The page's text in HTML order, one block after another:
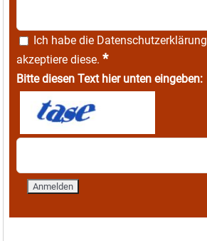
Ich habe die Datenschutzerklärung
akzeptiere diese. *
Bitte diesen Text hier unten eingeben: